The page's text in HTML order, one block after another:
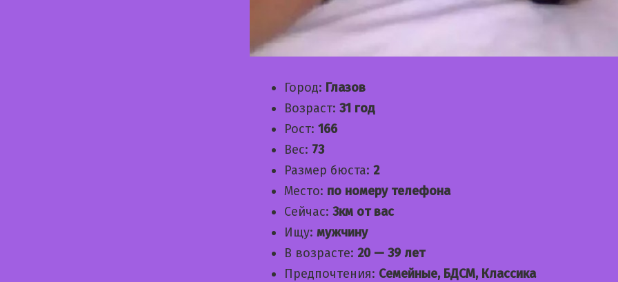
Город: Глазов
Возраст: 31 год
Рост: 166
Вес: 73
Размер бюста: 2
Место: по номеру телефона
Сейчас: 3км от вас
Ищу: мужчину
В возрасте: 20 — 39 лет
Предпочтения: Семейные, БДСМ, Классика